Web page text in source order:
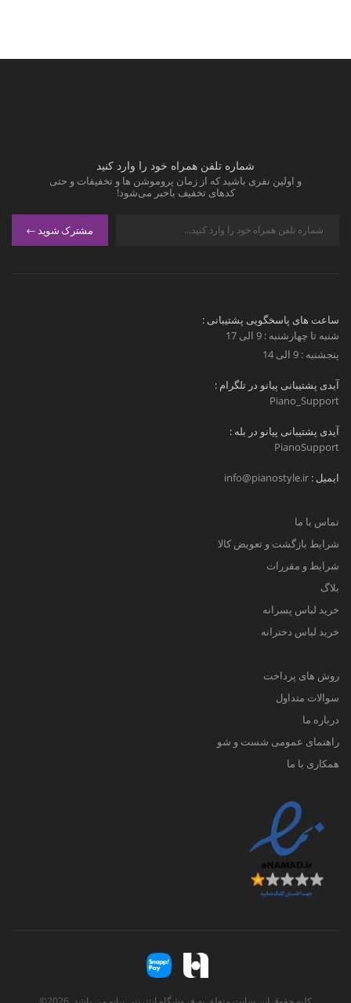
شماره تلفن همراه خود را وارد کنید
و اولین نفری باشید که از زمان پروموشن ها و تخفیفات و حتی
کدهای تخفیف باخبر می‌شود!
مشترک شوید
ساعت های پاسخگویی پشتیبانی :
شنبه تا چهارشنبه : 9 الی 17
پنجشنبه : 9 الی 14
آیدی پشتیبانی پیانو در تلگرام :
Piano_Support
آیدی پشتیبانی پیانو در بله :
PianoSupport
ایمیل : info@pianostyle.ir
تماس با ما
شرایط بازگشت و تعویض کالا
شرایط و مقررات
بلاگ
خرید لباس پسرانه
خرید لباس دخترانه
روش های پرداخت
سوالات متداول
درباره ما
راهنمای عمومی شست و شو
همکاری با ما